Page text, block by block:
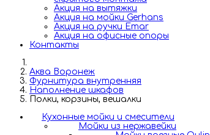
Акция на вытяжки
Акция на мойки Gerhans
Акция на ручки Emar
Акция на офисные опоры
Контакты
Аква Воронеж
Фурнитура внутренняя
Наполнение шкафов
Полки, корзины, вешалки
Кухонные мойки и смесители
Мойки из нержавейки